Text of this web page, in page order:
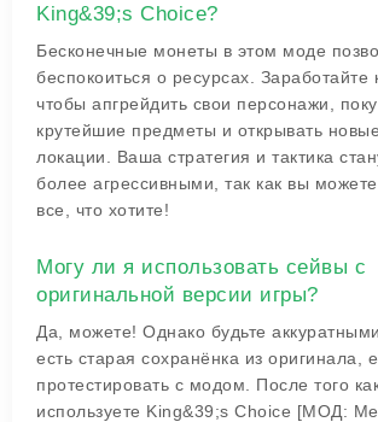
King&39;s Choice?
Бесконечные монеты в этом моде
беспокоиться о ресурсах. Заработайте
чтобы апгрейдить свои персонажи,
крутейшие предметы и открывать
локации. Ваша стратегия и тактика
более агрессивными, так как вы можете
все, что хотите!
Могу ли я использовать сейвы с
оригинальной версии игры?
Да, можете! Однако будьте
есть старая сохранёнка из оригинала,
протестировать с модом. После того
используете King&39;s Choice [МОД: